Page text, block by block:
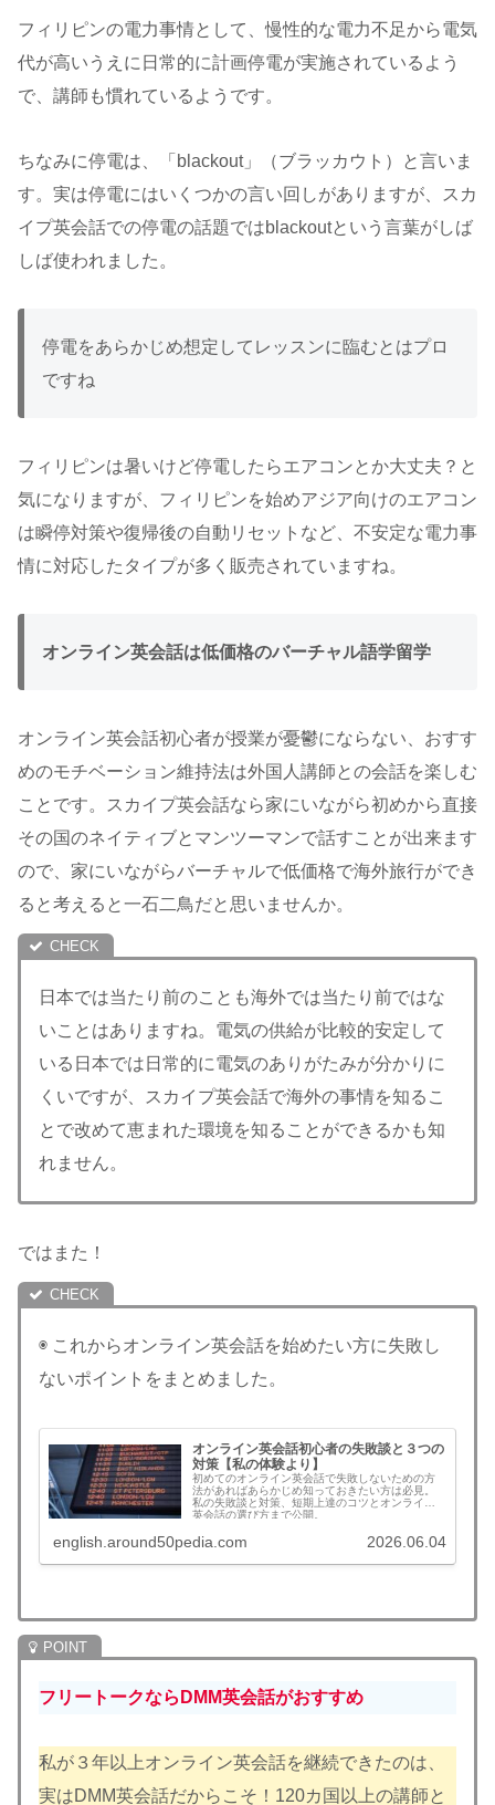
フィリピンの電力事情として、慢性的な電力不足から電気
代が高いうえに日常的に計画停電が実施されているよう
で、講師も慣れているようです。
ちなみに停電は、「blackout」（ブラッカウト）と言いま
す。実は停電にはいくつかの言い回しがありますが、スカ
イプ英会話での停電の話題ではblackoutという言葉がしば
しば使われました。
停電をあらかじめ想定してレッスンに臨むとはプロ
ですね
フィリピンは暑いけど停電したらエアコンとか大丈夫？と
気になりますが、フィリピンを始めアジア向けのエアコン
は瞬停対策や復帰後の自動リセットなど、不安定な電力事
情に対応したタイプが多く販売されていますね。
オンライン英会話は低価格のバーチャル語学留学
オンライン英会話初心者が授業が憂鬱にならない、おすす
めのモチベーション維持法は外国人講師との会話を楽しむ
ことです。スカイプ英会話なら家にいながら初めから直接
その国のネイティブとマンツーマンで話すことが出来ます
ので、家にいながらバーチャルで低価格で海外旅行ができ
ると考えると一石二鳥だと思いませんか。
日本では当たり前のことも海外では当たり前ではな
いことはありますね。電気の供給が比較的安定して
いる日本では日常的に電気のありがたみが分かりに
くいですが、スカイプ英会話で海外の事情を知るこ
とで改めて恵まれた環境を知ることができるかも知
れません。
ではまた！
◉ これからオンライン英会話を始めたい方に失敗し
ないポイントをまとめました。
オンライン英会話初心者の失敗談と３つの
対策【私の体験より】
初めてのオンライン英会話で失敗しないための方
法があればあらかじめ知っておきたい方は必見。
私の失敗談と対策、短期上達のコツとオンライン
英会話の選び方まで公開。
english.around50pedia.com 2026.06.04
フリートークならDMM英会話がおすすめ
私が３年以上オンライン英会話を継続できたのは、
実はDMM英会話だからこそ！120カ国以上の講師と